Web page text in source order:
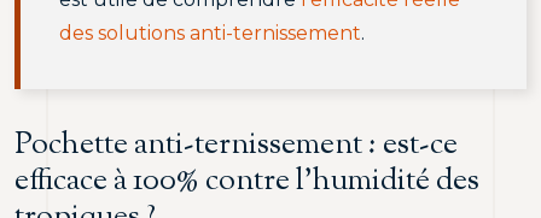
des solutions anti-ternissement.
Pochette anti-ternissement : est-ce
efficace à 100% contre l’humidité des